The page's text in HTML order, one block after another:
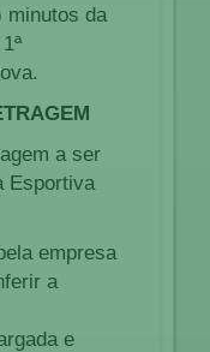
minutos da
a ser
Esportiva
empresa
a
e